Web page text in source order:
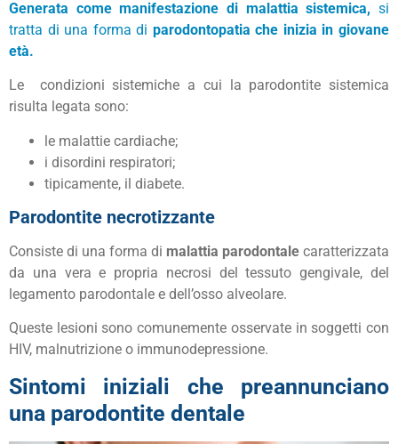
Generata come manifestazione di malattia sistemica, si
tratta di una forma di parodontopatia che inizia in giovane
età.
Le condizioni sistemiche a cui la parodontite sistemica
risulta legata sono:
le malattie cardiache;
i disordini respiratori;
tipicamente, il diabete.
Parodontite necrotizzante
Consiste di una forma di malattia parodontale caratterizzata
da una vera e propria necrosi del tessuto gengivale, del
legamento parodontale e dell’osso alveolare.
Queste lesioni sono comunemente osservate in soggetti con
HIV, malnutrizione o immunodepressione.
Sintomi iniziali che preannunciano
una parodontite dentale